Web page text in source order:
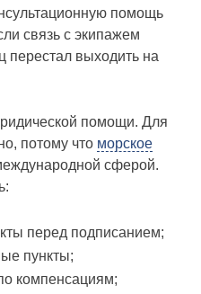
помощь
связь с экипажем
перестал выходить на
помощи. Для
потому что морское
сферой.
перед подписанием;
пункты;
компенсациям;